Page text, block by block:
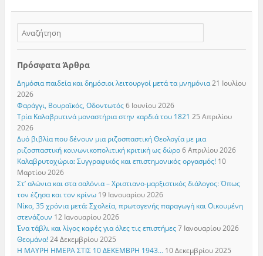
Πρόσφατα Άρθρα
Δημόσια παιδεία και δημόσιοι λειτουργοί μετά τα μνημόνια 21 Ιουλίου
2026
Φαράγγι, Βουραϊκός, Οδοντωτός 6 Ιουνίου 2026
Τρία Καλαβρυτινά μοναστήρια στην καρδιά του 1821 25 Απριλίου
2026
Δυό βιβλία που δένουν μια ριζοσπαστική Θεολογία με μια
ριζοσπαστική κοινωνικοπολιτική κριτική ως δώρο 6 Απριλίου 2026
Καλαβρυτοχώρια: Συγγραφικός και επιστημονικός οργασμός! 10
Μαρτίου 2026
Στ’ αλώνια και στα σαλόνια – Χριστιανο-μαρξιστικός διάλογος: Όπως
τον έζησα και τον κρίνω 19 Ιανουαρίου 2026
Νίκο, 35 χρόνια μετά: Σχολεία, πρωτογενής παραγωγή και Οικουμένη
στενάζουν 12 Ιανουαρίου 2026
Ένα τάβλι και λίγος καφές για όλες τις επιστήμες 7 Ιανουαρίου 2026
Θεομάνα! 24 Δεκεμβρίου 2025
Η ΜΑΥΡΗ ΗΜΕΡΑ ΣΤΙΣ 10 ΔΕΚΕΜΒΡΗ 1943… 10 Δεκεμβρίου 2025